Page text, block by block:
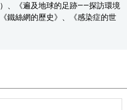
、《遍及地球的足跡——探訪環境
鐵絲網的歷史》、《感染症的世